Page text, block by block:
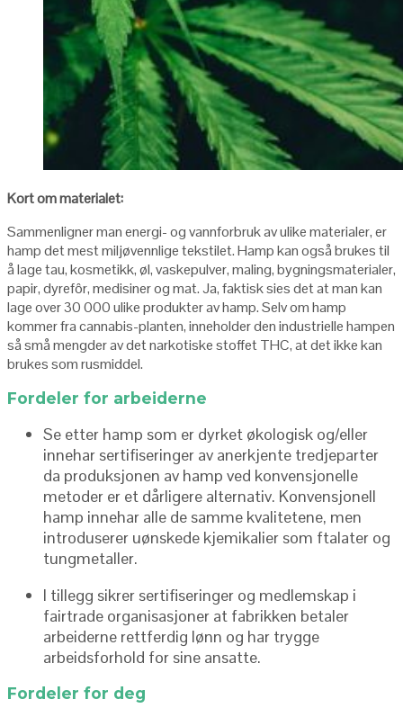
Kort om materialet:
Sammenligner man energi- og vannforbruk av ulike materialer, er
hamp det mest miljøvennlige tekstilet. Hamp kan også brukes til
å lage tau, kosmetikk, øl, vaskepulver, maling, bygningsmaterialer,
papir, dyrefôr, medisiner og mat. Ja, faktisk sies det at man kan
lage over 30 000 ulike produkter av hamp. Selv om hamp
kommer fra cannabis-planten, inneholder den industrielle hampen
så små mengder av det narkotiske stoffet THC, at det ikke kan
brukes som rusmiddel.
Fordeler for arbeiderne
Se etter hamp som er dyrket økologisk og/eller
innehar sertifiseringer av anerkjente tredjeparter
da produksjonen av hamp ved konvensjonelle
metoder er et dårligere alternativ. Konvensjonell
hamp innehar alle de samme kvalitetene, men
introduserer uønskede kjemikalier som ftalater og
tungmetaller.
I tillegg sikrer sertifiseringer og medlemskap i
fairtrade organisasjoner at fabrikken betaler
arbeiderne rettferdig lønn og har trygge
arbeidsforhold for sine ansatte.
Fordeler for deg